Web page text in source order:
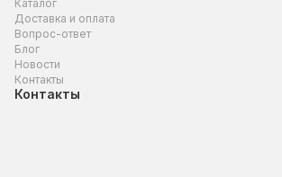
Каталог
Доставка и оплата
Вопрос-ответ
Блог
Новости
Контакты
Контакты